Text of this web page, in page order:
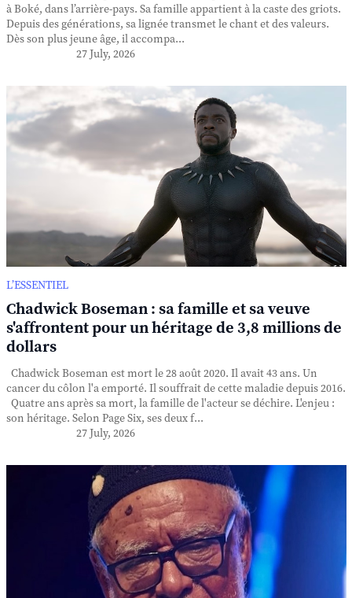
à Boké, dans l’arrière-pays. Sa famille appartient à la caste des griots.
Depuis des générations, sa lignée transmet le chant et des valeurs.
Dès son plus jeune âge, il accompa...
27 July, 2026
L’ESSENTIEL
Chadwick Boseman : sa famille et sa veuve
s'affrontent pour un héritage de 3,8 millions de
dollars
Chadwick Boseman est mort le 28 août 2020. Il avait 43 ans. Un
cancer du côlon l'a emporté. Il souffrait de cette maladie depuis 2016.
Quatre ans après sa mort, la famille de l'acteur se déchire. L'enjeu :
son héritage. Selon Page Six, ses deux f...
27 July, 2026